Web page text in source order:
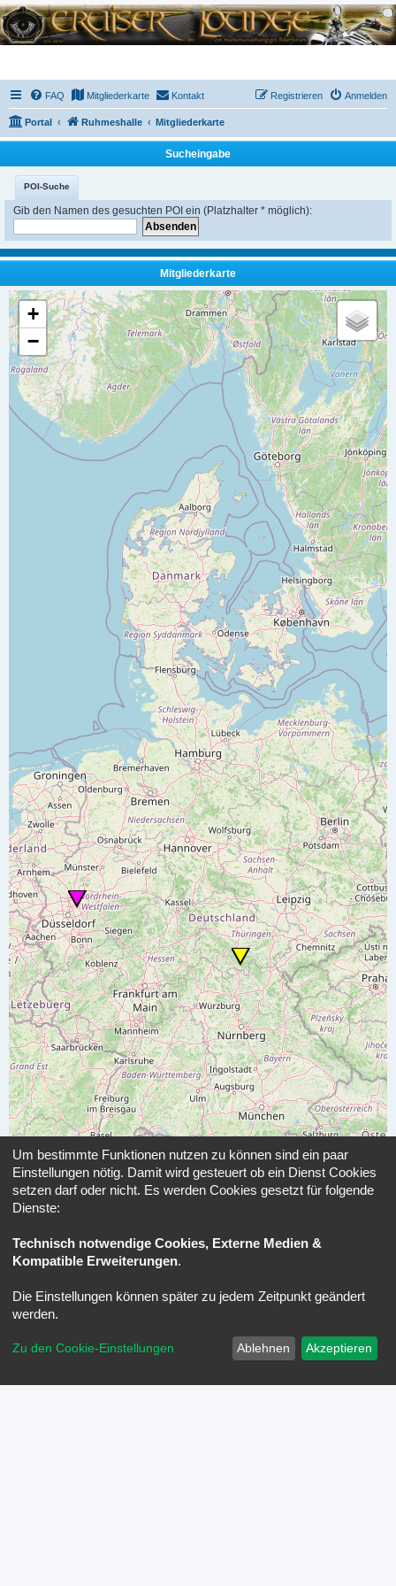
FAQ Mitgliederkarte Kontakt Anmelden
Registrieren
Portal Ruhmeshalle Mitgliederkarte
Sucheingabe
POI-Suche
Gib den Namen des gesuchten POI ein (Platzhalter * möglich):
Mitgliederkarte
+
−
Um bestimmte Funktionen nutzen zu können sind ein paar
Einstellungen nötig. Damit wird gesteuert ob ein Dienst Cookies
setzen darf oder nicht. Es werden Cookies gesetzt für folgende
Dienste:
Technisch notwendige Cookies, Externe Medien &
Kompatible Erweiterungen.
Die Einstellungen können später zu jedem Zeitpunkt geändert
werden.
Zu den Cookie-Einstellungen Ablehnen Akzeptieren